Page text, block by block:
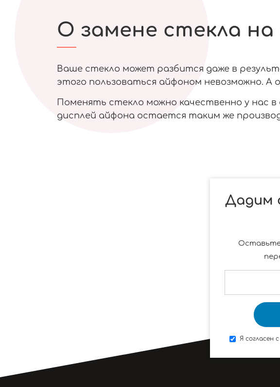
О замене стекла на
Ваше стекло может разбится даже в
этого пользоваться айфоном невозможно. А
Поменять стекло можно качественно у нас в
дисплей айфона остается таким же
Дадим
Я согласен